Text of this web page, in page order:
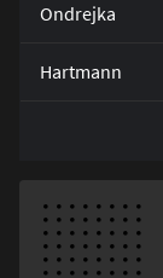
Ondrejka
Hartmann